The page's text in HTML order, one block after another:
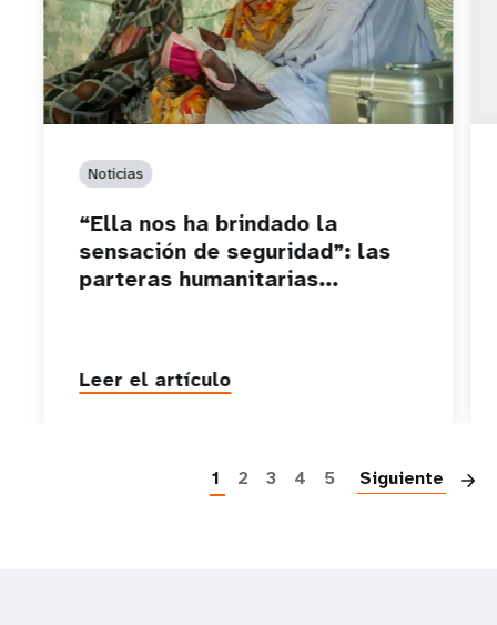
Noticias
“Ella nos ha brindado la
sensación de seguridad”: las
parteras humanitarias...
Leer el artículo
1 2 3 4 5 Siguiente